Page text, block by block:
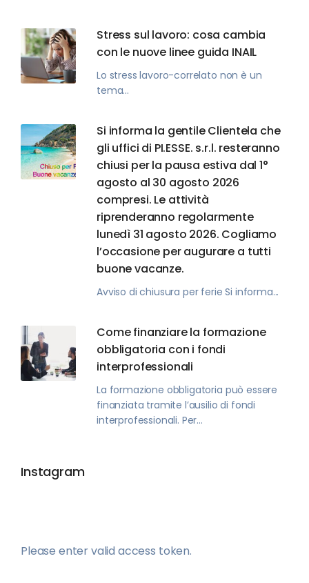
Stress sul lavoro: cosa cambia
con le nuove linee guida INAIL
Lo stress lavoro-correlato non è un
tema...
Si informa la gentile Clientela che
gli uffici di PI.ESSE. s.r.l. resteranno
chiusi per la pausa estiva dal 1°
agosto al 30 agosto 2026
compresi. Le attività
riprenderanno regolarmente
lunedì 31 agosto 2026. Cogliamo
l’occasione per augurare a tutti
buone vacanze.
Avviso di chiusura per ferie Si informa...
Come finanziare la formazione
obbligatoria con i fondi
interprofessionali
La formazione obbligatoria può essere
finanziata tramite l’ausilio di fondi
interprofessionali. Per...
Instagram
Please enter valid access token.